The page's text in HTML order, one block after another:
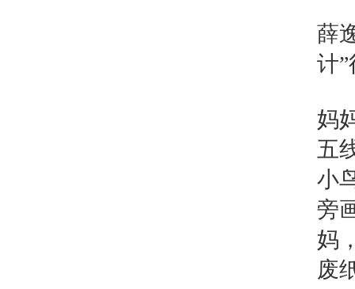
薛
计
妈
五
小
旁
妈
废